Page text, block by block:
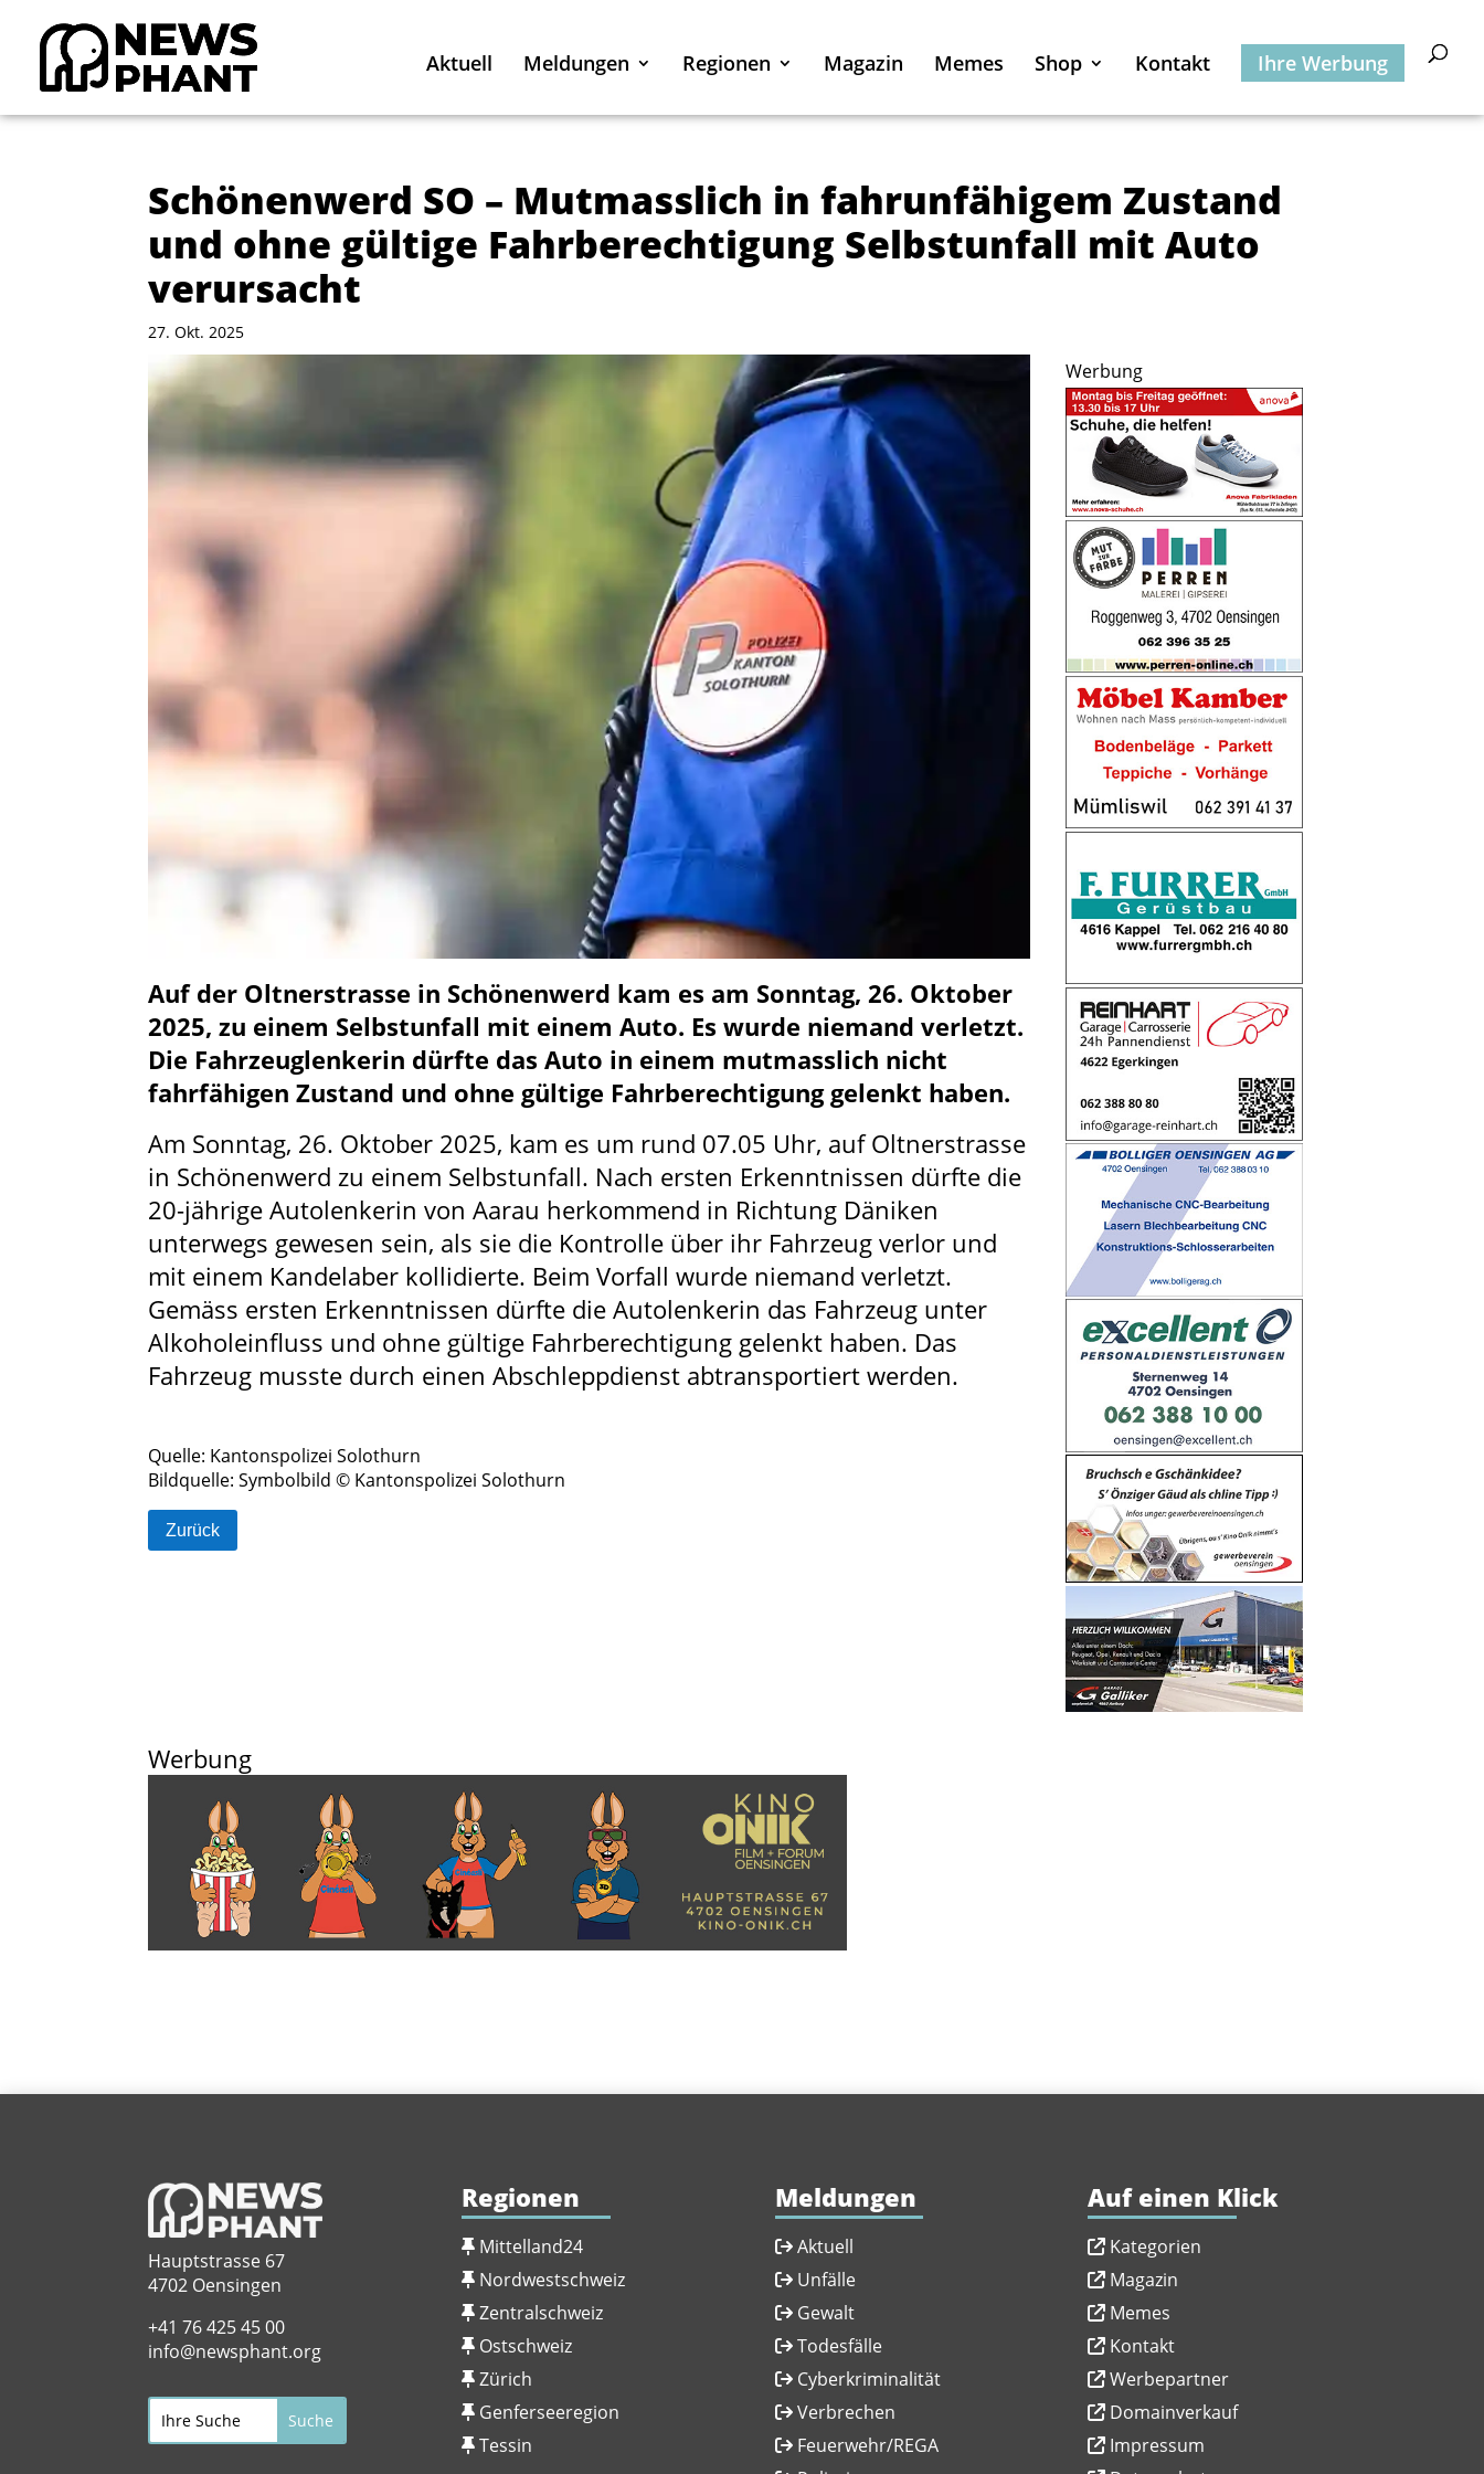
Aktuell Meldungen Regionen Magazin Memes Shop Kontakt Ihre Werbung
Schönenwerd SO – Mutmasslich in fahrunfähigem Zustand
und ohne gültige Fahrberechtigung Selbstunfall mit Auto
verursacht
27. Okt. 2025
Auf der Oltnerstrasse in Schönenwerd kam es am Sonntag, 26. Oktober
2025, zu einem Selbstunfall mit einem Auto. Es wurde niemand verletzt.
Die Fahrzeuglenkerin dürfte das Auto in einem mutmasslich nicht
fahrfähigen Zustand und ohne gültige Fahrberechtigung gelenkt haben.
Am Sonntag, 26. Oktober 2025, kam es um rund 07.05 Uhr, auf Oltnerstrasse
in Schönenwerd zu einem Selbstunfall. Nach ersten Erkenntnissen dürfte die
20-jährige Autolenkerin von Aarau herkommend in Richtung Däniken
unterwegs gewesen sein, als sie die Kontrolle über ihr Fahrzeug verlor und
mit einem Kandelaber kollidierte. Beim Vorfall wurde niemand verletzt.
Gemäss ersten Erkenntnissen dürfte die Autolenkerin das Fahrzeug unter
Alkoholeinfluss und ohne gültige Fahrberechtigung gelenkt haben. Das
Fahrzeug musste durch einen Abschleppdienst abtransportiert werden.
Quelle: Kantonspolizei Solothurn
Bildquelle: Symbolbild © Kantonspolizei Solothurn
Zurück
Werbung
Werbung
Hauptstrasse 67
4702 Oensingen
+41 76 425 45 00
info@newsphant.org
Regionen
Mittelland24
Nordwestschweiz
Zentralschweiz
Ostschweiz
Zürich
Genferseeregion
Tessin
Meldungen
Aktuell
Unfälle
Gewalt
Todesfälle
Cyberkriminalität
Verbrechen
Feuerwehr/REGA
Auf einen Klick
Kategorien
Magazin
Memes
Kontakt
Werbepartner
Domainverkauf
Impressum